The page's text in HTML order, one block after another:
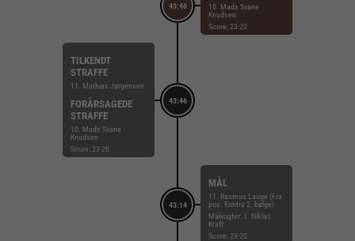
43:46
10. Mads Svane
Knudsen
Score: 23-20
43:46
TILKENDT
STRAFFE
11. Mathias Jørgensen
FORÅRSAGEDE
STRAFFE
10. Mads Svane
Knudsen
Score: 23-20
43:14
MÅL
11. Rasmus Lauge (Fra
pos. Kontra 2. bølge)
Målvogter: 1. Niklas
Kraft
Score: 23-20